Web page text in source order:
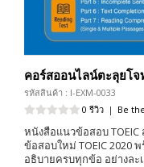
คอร์สออนไลน์ตะลุยโ
รหัสสินค้า : I-EXM-0033
0 รีวิว | Be
หนังสือแนวข้อสอบ
ข้อสอบใหม่ TOEIC 2020
อธิบายครบทุกข้อ อย่างล